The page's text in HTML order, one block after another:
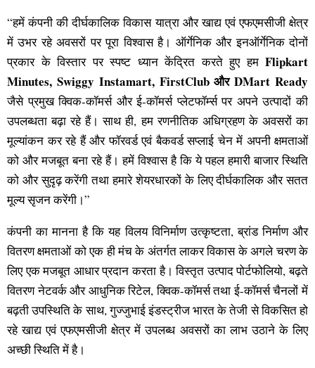
“हमें कंपनी की दीर्घकालिक विकास यात्रा और खाद्य एवं एफएमसीजी क्षेत्र
में उभर रहे अवसरों पर पूरा विश्वास है। ऑर्गेनिक और इनऑर्गेनिक दोनों
प्रकार के विस्तार पर स्पष्ट ध्यान केंद्रित करते हुए हम Flipkart
Minutes, Swiggy Instamart, FirstClub और DMart Ready
जैसे प्रमुख क्विक-कॉमर्स और ई-कॉमर्स प्लेटफॉर्म्स पर अपने उत्पादों की
उपलब्धता बढ़ा रहे हैं। साथ ही, हम रणनीतिक अधिग्रहण के अवसरों का
मूल्यांकन कर रहे हैं और फॉरवर्ड एवं बैकवर्ड सप्लाई चेन में अपनी क्षमताओं
को और मजबूत बना रहे हैं। हमें विश्वास है कि ये पहल हमारी बाजार स्थिति
को और सुदृढ़ करेंगी तथा हमारे शेयरधारकों के लिए दीर्घकालिक और सतत
मूल्य सृजन करेंगी।”
कंपनी का मानना है कि यह विलय विनिर्माण उत्कृष्टता, ब्रांड निर्माण और
वितरण क्षमताओं को एक ही मंच के अंतर्गत लाकर विकास के अगले चरण के
लिए एक मजबूत आधार प्रदान करता है। विस्तृत उत्पाद पोर्टफोलियो, बढ़ते
वितरण नेटवर्क और आधुनिक रिटेल, क्विक-कॉमर्स तथा ई-कॉमर्स चैनलों में
बढ़ती उपस्थिति के साथ, गुज्जुभाई इंडस्ट्रीज भारत के तेजी से विकसित हो
रहे खाद्य एवं एफएमसीजी क्षेत्र में उपलब्ध अवसरों का लाभ उठाने के लिए
अच्छी स्थिति में है।